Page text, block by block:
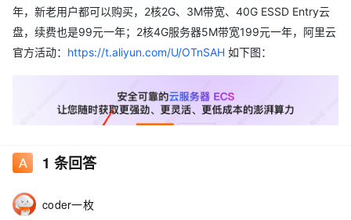
年，新老用户都可以购买，2核2G、3M带宽、40G ESSD Entry云
盘，续费也是99元一年；2核4G服务器5M带宽199元一年，阿里云
官方活动： https://t.aliyun.com/U/OTnSAH 如下图：
1 条回答
coder一枚